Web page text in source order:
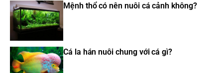
Mệnh thổ có nên nuôi cá cảnh không?
Cá la hán nuôi chung với cá gì?